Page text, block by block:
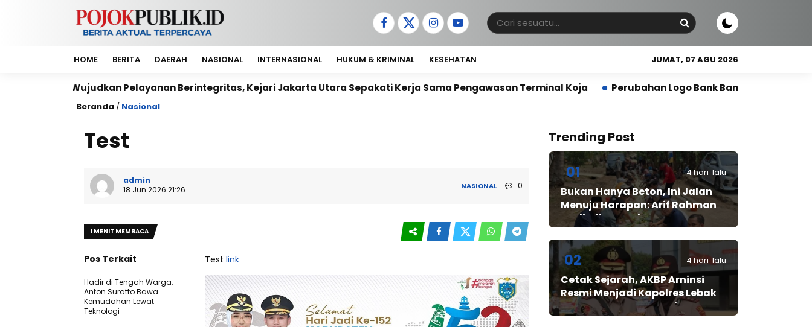
HOME BERITA DAERAH NASIONAL INTERNASIONAL HUKUM & KRIMINAL KESEHATAN JUMAT, 07 AGU 2026
Wujudkan Pelayanan Berintegritas, Kejari Jakarta Utara Sepakati Kerja Sama Pengawasan Terminal Koja Perubahan Logo Bank Banten, Transformasi
Beranda / Nasional
Test
admin
18 Jun 2026 21:26
NASIONAL 0
1 MENIT MEMBACA
Test link
Pos Terkait
Hadir di Tengah Warga,
Anton Suratto Bawa
Kemudahan Lewat
Teknologi ​
Trending Post
01 4 hari lalu
Bukan Hanya Beton, Ini Jalan
Menuju Harapan: Arif Rahman
Hadir di Tengah Warga
Cibadak
02 4 hari lalu
Cetak Sejarah, AKBP Arninsi
Resmi Menjadi Kapolres Lebak
Pertama Berstatus Polwan